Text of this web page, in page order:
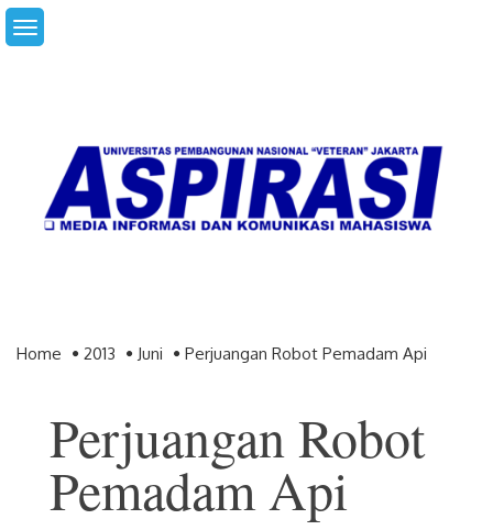
Skip
to
Home 2013 Juni Perjuangan Robot Pemadam Api
Perjuangan Robot
Pemadam Api